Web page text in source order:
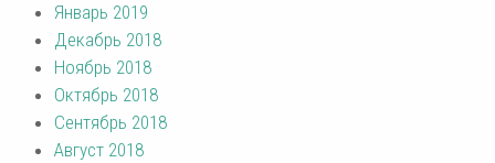
Январь 2019
Декабрь 2018
Ноябрь 2018
Октябрь 2018
Сентябрь 2018
Август 2018